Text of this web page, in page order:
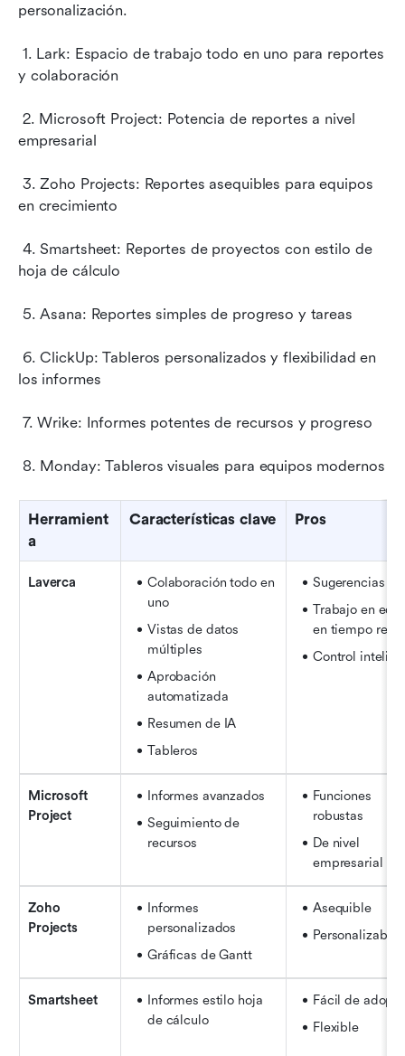
personalización.
y colaboración
empresarial
en crecimiento
hoja de cálculo
5. Asana: Reportes simples de progreso y tareas
los informes
7. Wrike: Informes potentes de recursos y progreso
8. Monday: Tableros visuales para equipos modernos
Herramient
a
Características clave Pros
Laverca
Colaboración todo en
uno
Vistas de datos
múltiples
Aprobación
automatizada
Resumen de IA
Tableros
Sugerencias
Trabajo en
en tiempo real
Control
Microsoft
Project
Informes avanzados
Seguimiento de
recursos
Funciones
robustas
De nivel
empresarial
Zoho
Projects
Informes
personalizados
Gráficas de Gantt
Asequible
Personalizable
Smartsheet
Informes estilo hoja
de cálculo
Fácil de
Flexible